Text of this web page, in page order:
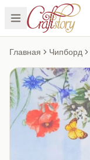
Главная Чипборд